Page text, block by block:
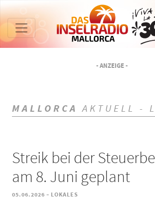
- ANZEIGE -
MALLORCA AKTUELL -
Streik bei der
am 8. Juni geplant
05.06.2026 - LOKALES